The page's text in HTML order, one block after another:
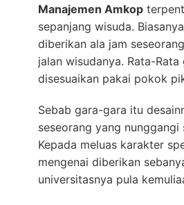
Manajemen Amkop
sepanjang wisuda.
diberikan ala jam
jalan wisudanya. Rata-Rata
disesuaikan pakai pokok
Sebab gara-gara itu
seseorang yang nunggangi
Kepada meluas karakter
mengenai diberikan
universitasnya pula